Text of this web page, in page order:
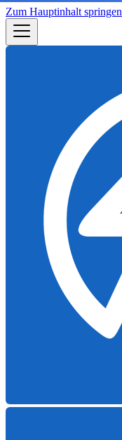
Zum Hauptinhalt springen